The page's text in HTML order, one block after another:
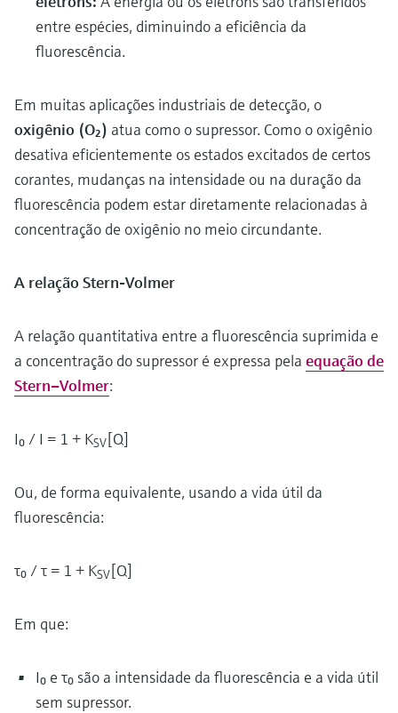
entre espécies, diminuindo a eficiência da
fluorescência.
Em muitas aplicações industriais de detecção, o
oxigênio (O₂) atua como o supressor. Como o oxigênio
desativa eficientemente os estados excitados de certos
corantes, mudanças na intensidade ou na duração da
fluorescência podem estar diretamente relacionadas à
concentração de oxigênio no meio circundante.
A relação Stern-Volmer
A relação quantitativa entre a fluorescência suprimida e
a concentração do supressor é expressa pela equação de
Stern–Volmer:
I₀ / I = 1 + KSV[Q]
Ou, de forma equivalente, usando a vida útil da
fluorescência:
τ₀ / τ = 1 + KSV[Q]
Em que:
I₀ e τ₀ são a intensidade da fluorescência e a vida útil
sem supressor.